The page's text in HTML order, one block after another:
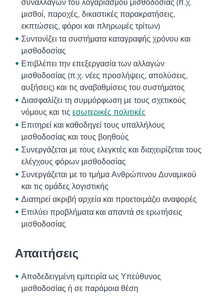
συναλλαγών του λογαριασμού μισθοδοσίας (π.χ.
μισθοί, παροχές, δικαστικές παρακρατήσεις,
εκπτώσεις, φόροι και πληρωμές τρίτων)
Συντονίζει τα συστήματα καταγραφής χρόνου και
μισθοδοσίας
Επιβλέπει την επεξεργασία των αλλαγών
μισθοδοσίας (π.χ. νέες προσλήψεις, απολύσεις,
αυξήσεις) και τις αναβαθμίσεις του συστήματος
Διασφαλίζει τη συμμόρφωση με τους σχετικούς
νόμους και τις εσωτερικές πολιτικές
Επιτηρεί και καθοδηγεί τους υπαλλήλους
μισθοδοσίας και τους βοηθούς
Συνεργάζεται με τους ελεγκτές και διαχειρίζεται τους
ελέγχους φόρων μισθοδοσίας
Συνεργάζεται με το τμήμα Ανθρώπινου Δυναμικού
και τις ομάδες λογιστικής
Διατηρεί ακριβή αρχεία και προετοιμάζει αναφορές
Επιλύει προβλήματα και απαντά σε ερωτήσεις
μισθοδοσίας
Απαιτήσεις
Αποδεδειγμένη εμπειρία ως Υπεύθυνος
μισθοδοσίας ή σε παρόμοια θέση